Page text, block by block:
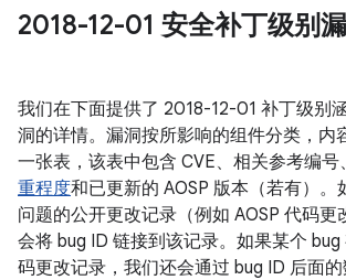
2018-12-01 安全补丁级别
我们在下面提供了 2018-12-01 补丁级别
洞的详情。漏洞按所影响的组件分类，内
一张表，该表中包含 CVE、相关参考编号、
重程度和已更新的 AOSP 版本（若有）。
问题的公开更改记录（例如 AOSP 代码更
会将 bug ID 链接到该记录。如果某个
码更改记录，我们还会通过 bug ID 后面